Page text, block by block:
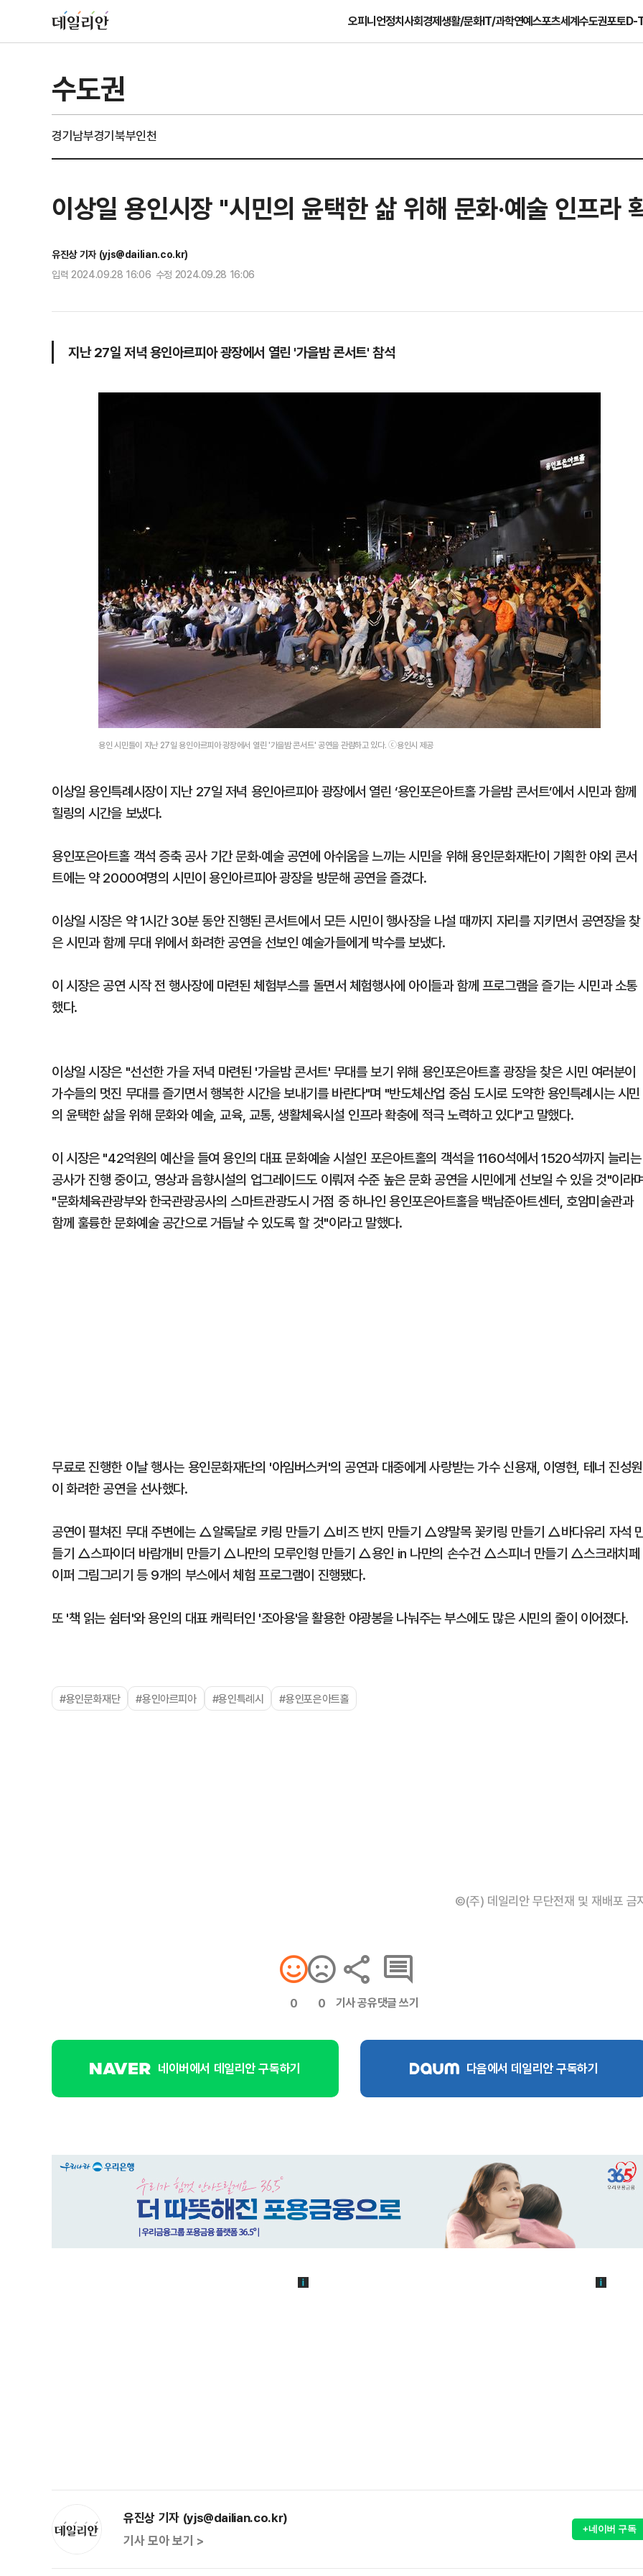
오피니언정치사회경제생활/문화IT/과학연예스포츠세계수도권포토D-
수도권
경기남부경기북부인천
이상일 용인시장 "시민의 윤택한 삶 위해 문화·예술 인프라
유진상 기자 (yjs@dailian.co.kr)
입력 2024.09.28 16:06 수정 2024.09.28 16:06
지난 27일 저녁 용인아르피아 광장에서 열린 '가을밤 콘서트' 참석
용인 시민들이 지난 27일 용인아르피아 광장에서 열린 '가을밤 콘서트' 공연을 관람하고 있다. ⓒ용인시 제공
이상일 용인특례시장이 지난 27일 저녁 용인아르피아 광장에서 열린 ‘용인포은아트홀 가을밤 콘서트’에서 시민과 함께
힐링의 시간을 보냈다.
용인포은아트홀 객석 증축 공사 기간 문화·예술 공연에 아쉬움을 느끼는 시민을 위해 용인문화재단이 기획한 야외 콘서
트에는 약 2000여명의 시민이 용인아르피아 광장을 방문해 공연을 즐겼다.
이상일 시장은 약 1시간 30분 동안 진행된 콘서트에서 모든 시민이 행사장을 나설 때까지 자리를 지키면서 공연장을 찾
은 시민과 함께 무대 위에서 화려한 공연을 선보인 예술가들에게 박수를 보냈다.
이 시장은 공연 시작 전 행사장에 마련된 체험부스를 돌면서 체험행사에 아이들과 함께 프로그램을 즐기는 시민과 소통
했다.
이상일 시장은 "선선한 가을 저녁 마련된 '가을밤 콘서트' 무대를 보기 위해 용인포은아트홀 광장을 찾은 시민 여러분이
가수들의 멋진 무대를 즐기면서 행복한 시간을 보내기를 바란다"며 "반도체산업 중심 도시로 도약한 용인특례시는 시민
의 윤택한 삶을 위해 문화와 예술, 교육, 교통, 생활체육시설 인프라 확충에 적극 노력하고 있다"고 말했다.
이 시장은 "42억원의 예산을 들여 용인의 대표 문화예술 시설인 포은아트홀의 객석을 1160석에서 1520석까지 늘리는
공사가 진행 중이고, 영상과 음향시설의 업그레이드도 이뤄져 수준 높은 문화 공연을 시민에게 선보일 수 있을 것"이라
"문화체육관광부와 한국관광공사의 스마트관광도시 거점 중 하나인 용인포은아트홀을 백남준아트센터, 호암미술관과
함께 훌륭한 문화예술 공간으로 거듭날 수 있도록 할 것"이라고 말했다.
무료로 진행한 이날 행사는 용인문화재단의 '아임버스커'의 공연과 대중에게 사랑받는 가수 신용재, 이영현, 테너 진성원
이 화려한 공연을 선사했다.
공연이 펼쳐진 무대 주변에는 △알록달로 키링 만들기 △비즈 반지 만들기 △양말목 꽃키링 만들기 △바다유리 자석
들기 △스파이더 바람개비 만들기 △나만의 모루인형 만들기 △용인 in 나만의 손수건 △스피너 만들기 △스크래치페
이퍼 그림그리기 등 9개의 부스에서 체험 프로그램이 진행됐다.
또 '책 읽는 쉼터'와 용인의 대표 캐릭터인 '조아용'을 활용한 야광봉을 나눠주는 부스에도 많은 시민의 줄이 이어졌다.
#용인문화재단 #용인아르피아 #용인특례시 #용인포은아트홀
©(주) 데일리안 무단전재 및 재배포 금
0 0 기사 공유댓글 쓰기
네이버에서 데일리안 구독하기 다음에서 데일리안 구독하기
유진상 기자 (yjs@dailian.co.kr)
기사 모아 보기 >
+네이버 구독
"오세훈이 주택 공급 않아" "
반영"…민주당의 부동산 세제
3
버핏 "美 증시, 투자 아닌 도박
신호에 경고
4
"탄약 왜 부족한 거야"…트럼
무기고 고갈'에 국방장관 질책
5
집주인 들어오고 전세대출 막
자 보호책은 어디에